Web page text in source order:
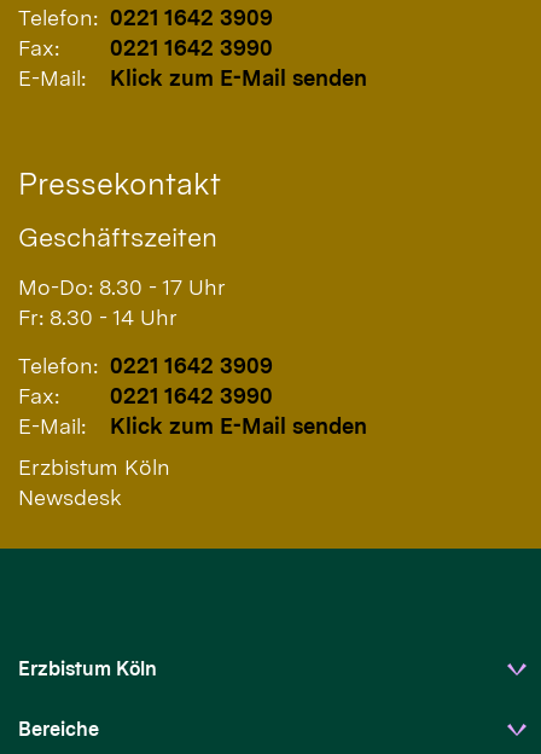
Telefon: 0221 1642 3909
Fax:
0221 1642 3990
E-Mail:
Klick zum E-Mail senden
Pressekontakt
Geschäftszeiten
Mo-Do: 8.30 - 17 Uhr
Fr: 8.30 - 14 Uhr
Telefon: 0221 1642 3909
Fax:
0221 1642 3990
E-Mail:
Klick zum E-Mail senden
Erzbistum Köln
Newsdesk
Erzbistum Köln
Bereiche